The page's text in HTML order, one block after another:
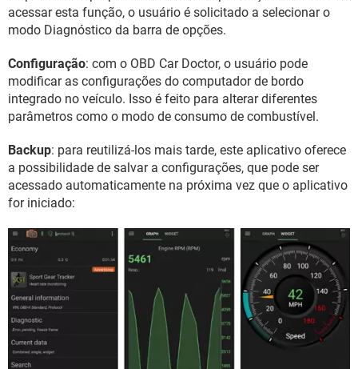
acessar esta função, o usuário é solicitado a selecionar o
modo Diagnóstico da barra de opções.
Configuração: com o OBD Car Doctor, o usuário pode
modificar as configurações do computador de bordo
integrado no veículo. Isso é feito para alterar diferentes
parâmetros como o modo de consumo de combustível.
Backup: para reutilizá-los mais tarde, este aplicativo oferece
a possibilidade de salvar a configurações, que pode ser
acessado automaticamente na próxima vez que o aplicativo
for iniciado: